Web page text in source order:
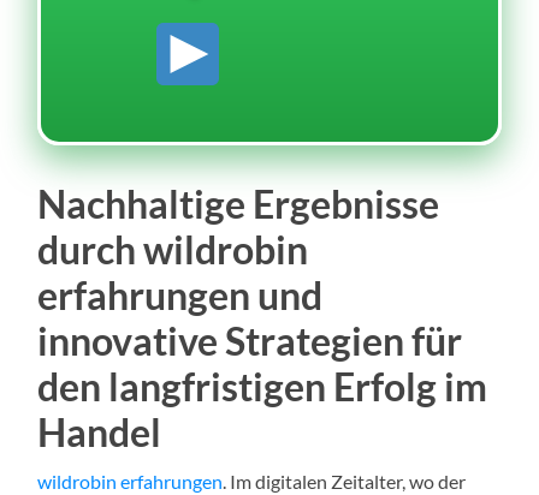
Nachhaltige Ergebnisse
durch wildrobin
erfahrungen und
innovative Strategien für
den langfristigen Erfolg im
Handel
wildrobin erfahrungen. Im digitalen Zeitalter, wo der